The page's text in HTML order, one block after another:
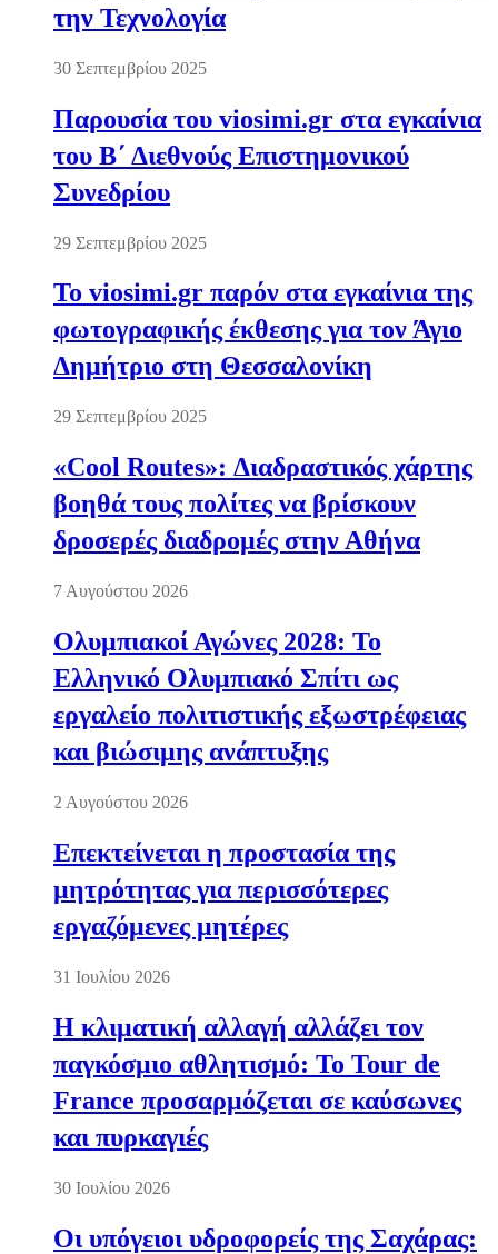
την Τεχνολογία
30 Σεπτεμβρίου 2025
Παρουσία του viosimi.gr στα εγκαίνια
του Β΄ Διεθνούς Επιστημονικού
Συνεδρίου
29 Σεπτεμβρίου 2025
Το viosimi.gr παρόν στα εγκαίνια της
φωτογραφικής έκθεσης για τον Άγιο
Δημήτριο στη Θεσσαλονίκη
29 Σεπτεμβρίου 2025
«Cool Routes»: Διαδραστικός χάρτης
βοηθά τους πολίτες να βρίσκουν
δροσερές διαδρομές στην Αθήνα
7 Αυγούστου 2026
Ολυμπιακοί Αγώνες 2028: Το
Ελληνικό Ολυμπιακό Σπίτι ως
εργαλείο πολιτιστικής εξωστρέφειας
και βιώσιμης ανάπτυξης
2 Αυγούστου 2026
Επεκτείνεται η προστασία της
μητρότητας για περισσότερες
εργαζόμενες μητέρες
31 Ιουλίου 2026
Η κλιματική αλλαγή αλλάζει τον
παγκόσμιο αθλητισμό: Το Tour de
France προσαρμόζεται σε καύσωνες
και πυρκαγιές
30 Ιουλίου 2026
Οι υπόγειοι υδροφορείς της Σαχάρας: